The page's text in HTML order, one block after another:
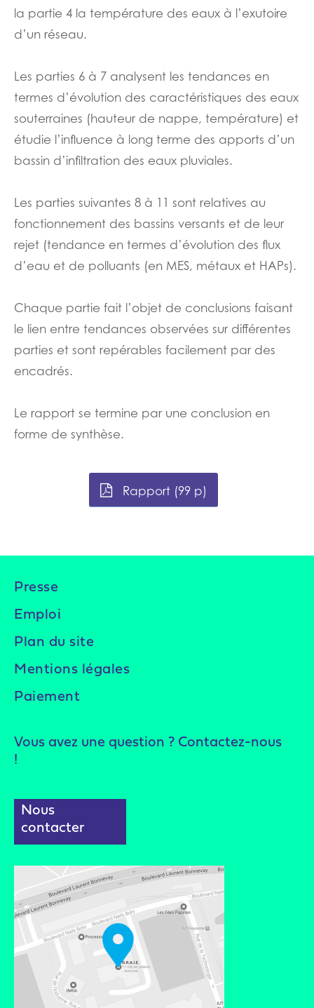
la partie 4 la température des eaux à l’exutoire
d’un réseau.
Les parties 6 à 7 analysent les tendances en
termes d’évolution des caractéristiques des eaux
souterraines (hauteur de nappe, température) et
étudie l’influence à long terme des apports d’un
bassin d’infiltration des eaux pluviales.
Les parties suivantes 8 à 11 sont relatives au
fonctionnement des bassins versants et de leur
rejet (tendance en termes d’évolution des flux
d’eau et de polluants (en MES, métaux et HAPs).
Chaque partie fait l’objet de conclusions faisant
le lien entre tendances observées sur différentes
parties et sont repérables facilement par des
encadrés.
Le rapport se termine par une conclusion en
forme de synthèse.
Rapport (99 p)
Presse
Emploi
Plan du site
Mentions légales
Paiement
Vous avez une question ? Contactez-nous
!
Nous
contacter